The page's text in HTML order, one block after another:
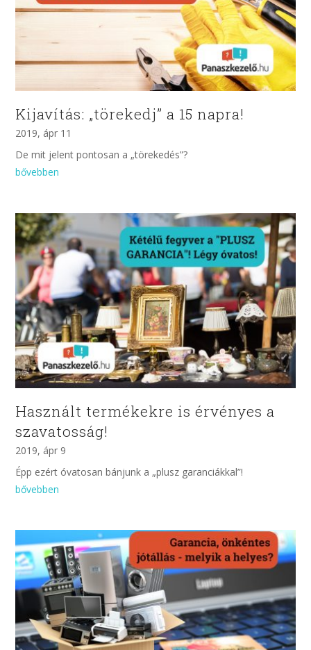
Kijavítás: „törekedj” a 15 napra!
2019, ápr 11
De mit jelent pontosan a „törekedés”?
bővebben
Használt termékekre is érvényes a
szavatosság!
2019, ápr 9
Épp ezért óvatosan bánjunk a „plusz garanciákkal”!
bővebben